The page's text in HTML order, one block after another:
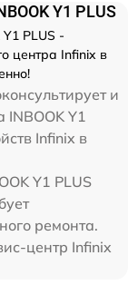
Y1 PLUS
PLUS -
центра Infinix в
и
INBOOK Y1
Infinix в
Y1 PLUS
ремонта.
центр Infinix